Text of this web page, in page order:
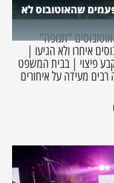
תנופה: נוסע תיעד 48 פעמים שהאוטובוס לא
"תנופה"
האוטובוסים איחרו ולא הגיעו |
האמין ל-23 מקרים וקבע פיצוי | בבית המשפט
מעידה על איחורים